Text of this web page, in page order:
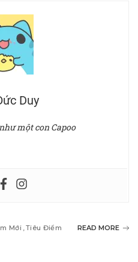
Duy
một con Capoo
Mới Tiêu Điểm READ MORE